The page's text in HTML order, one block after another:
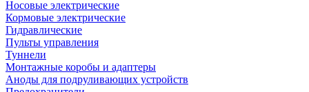
Носовые электрические
Кормовые электрические
Гидравлические
Пульты управления
Туннели
Монтажные коробы и адаптеры
Аноды для подруливающих устройств